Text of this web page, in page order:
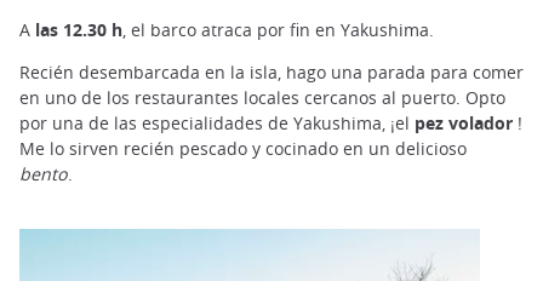
A las 12.30 h, el barco atraca por fin en Yakushima.
Recién desembarcada en la isla, hago una parada para comer
en uno de los restaurantes locales cercanos al puerto. Opto
por una de las especialidades de Yakushima, ¡el pez volador !
Me lo sirven recién pescado y cocinado en un delicioso
bento.